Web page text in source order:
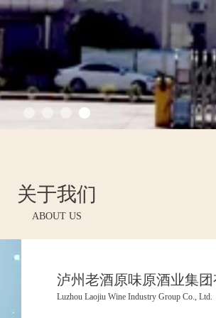
关于我们
ABOUT US
泸州老酒原味原酒业集
Luzhou Laojiu Wine Industry Group Co., Ltd.